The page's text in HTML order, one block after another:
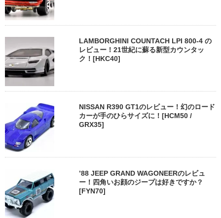
LAMBORGHINI COUNTACH LPI 800-4 の
レビュー！21世紀に蘇る新型カウンタッ
ク！[HKC40]
NISSAN R390 GT1のレビュー！幻のロード
カーが手のひらサイズに！[HCM50 /
GRX35]
’88 JEEP GRAND WAGONEERのレビュ
ー！四角いお顔のジープは好きですか？
[FYN70]